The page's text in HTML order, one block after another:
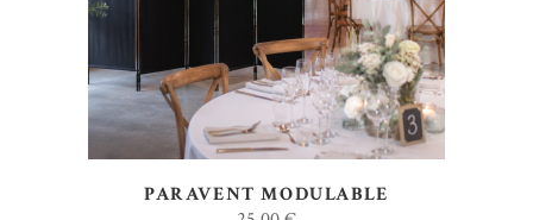
PARAVENT MODULABLE